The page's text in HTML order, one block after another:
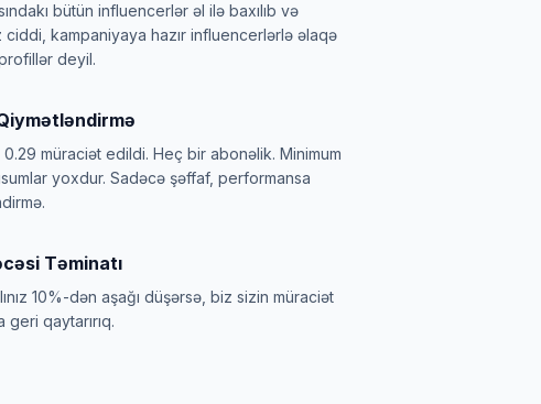
bütün influencerlər əl ilə baxılıb və
ciddi, kampaniyaya hazır influencerlərlə əlaqə
deyil.
müraciət edildi. Heç bir abonəlik. Minimum
yoxdur. Sadəcə şəffaf, performansa
Təminatı
10%-dən aşağı düşərsə, biz sizin müraciət
geri qaytarırıq.